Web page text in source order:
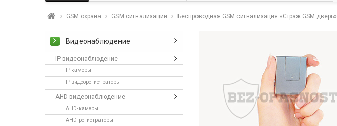
GSM охрана GSM сигнализации Беспроводная GSM сигнализация «Страж GSM дверь»
Видеонаблюдение
IP видеонаблюдение
IP камеры
IP видеорегистраторы
AHD-видеонаблюдение
AHD-камеры
AHD-регистраторы